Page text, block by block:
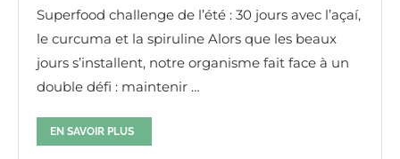
Superfood challenge de l’été : 30 jours avec l’açaí,
le curcuma et la spiruline Alors que les beaux
jours s’installent, notre organisme fait face à un
double défi : maintenir …
EN SAVOIR PLUS